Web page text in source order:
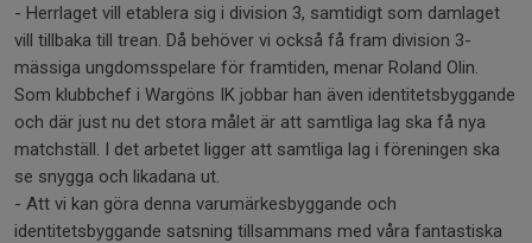
- Herrlaget vill etablera sig i division 3, samtidigt som damlaget
vill tillbaka till trean. Då behöver vi också få fram division 3-
mässiga ungdomsspelare för framtiden, menar Roland Olin.
Som klubbchef i Wargöns IK jobbar han även identitetsbyggande
och där just nu det stora målet är att samtliga lag ska få nya
matchställ. I det arbetet ligger att samtliga lag i föreningen ska
se snygga och likadana ut.
- Att vi kan göra denna varumärkesbyggande och
identitetsbyggande satsning tillsammans med våra fantastiska